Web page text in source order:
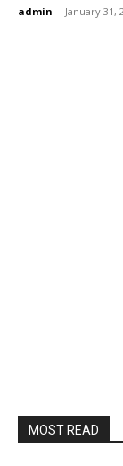
admin - January 31,
MOST READ